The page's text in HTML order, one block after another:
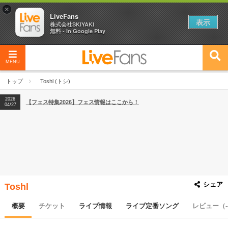
MENU
トップ Toshl (トシ)
2026
04/27
2026
【ライブ動員ランキング】2026年上半期編発表！
2026
04/27
【フェス特集2026】フェス情報はここから！
Toshl シェア
概要 チケット ライブ情報 ライブ定番ソング レビュー（
×
LiveFans
株式会社SKIYAKI
無料 - In Google Play
表示